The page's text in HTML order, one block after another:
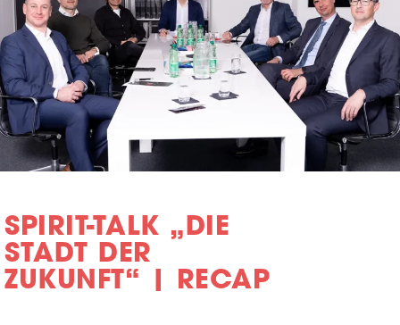
SPIRIT-TALK „DIE
STADT DER
ZUKUNFT“ | RECAP